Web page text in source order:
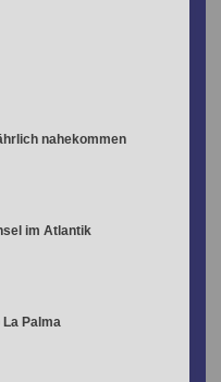
nahekommen
im Atlantik
Palma